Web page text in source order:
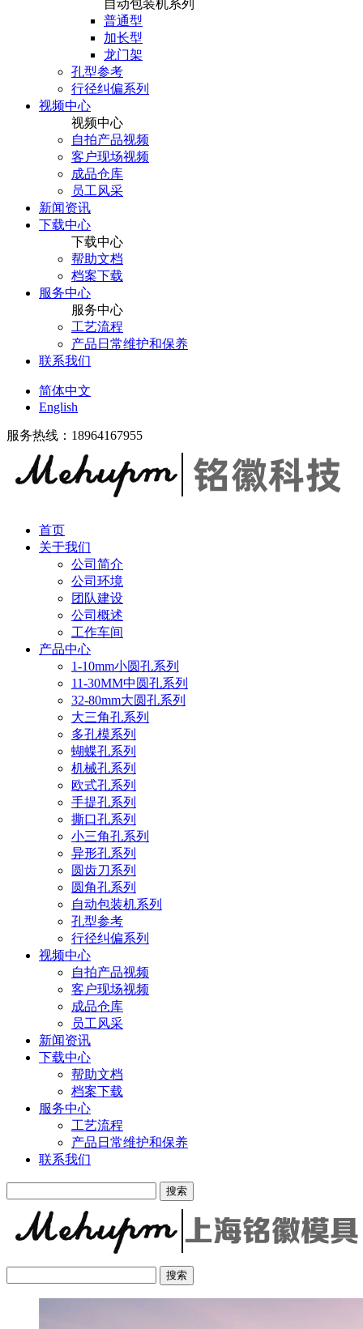
自动包装机系列
普通型
加长型
龙门架
孔型参考
行径纠偏系列
视频中心
视频中心
自拍产品视频
客户现场视频
成品仓库
员工风采
新闻资讯
下载中心
下载中心
帮助文档
档案下载
服务中心
服务中心
工艺流程
产品日常维护和保养
联系我们
简体中文
English
服务热线：18964167955
首页
关于我们
公司简介
公司环境
团队建设
公司概述
工作车间
产品中心
1-10mm小圆孔系列
11-30MM中圆孔系列
32-80mm大圆孔系列
大三角孔系列
多孔模系列
蝴蝶孔系列
机械孔系列
欧式孔系列
手提孔系列
撕口孔系列
小三角孔系列
异形孔系列
圆齿刀系列
圆角孔系列
自动包装机系列
孔型参考
行径纠偏系列
视频中心
自拍产品视频
客户现场视频
成品仓库
员工风采
新闻资讯
下载中心
帮助文档
档案下载
服务中心
工艺流程
产品日常维护和保养
联系我们